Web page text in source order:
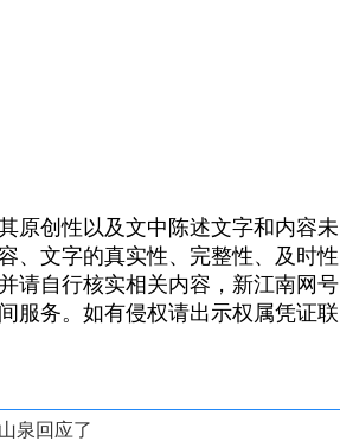
原创性以及文中陈述文字和内容未
、文字的真实性、完整性、及时性
请自行核实相关内容，新江南网号
服务。如有侵权请出示权属凭证联
泉回应了